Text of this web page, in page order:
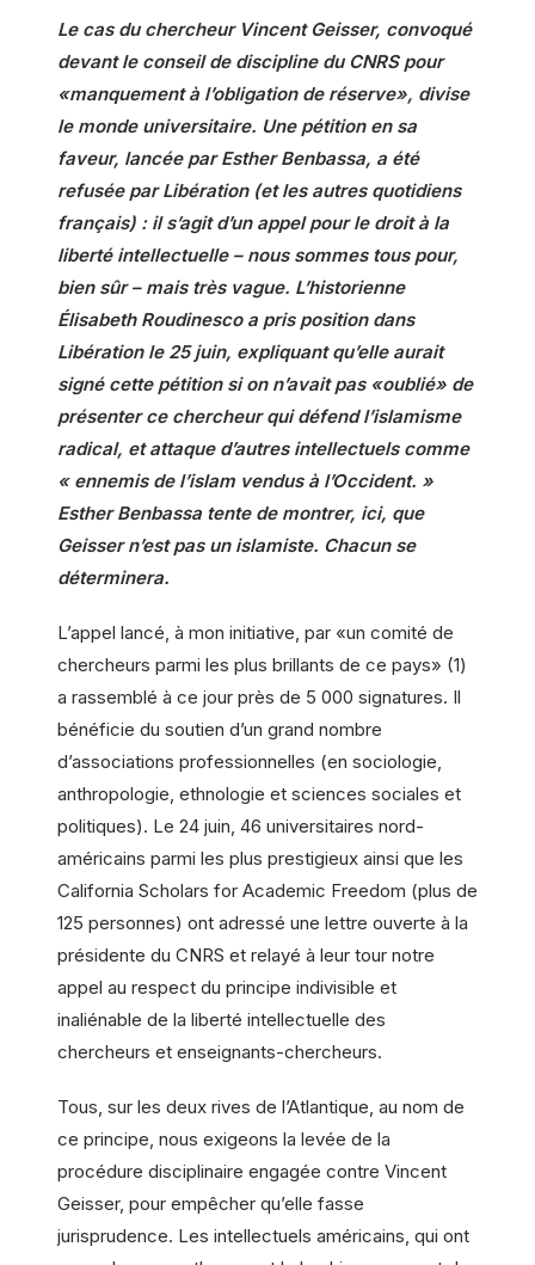
Le cas du chercheur Vincent Geisser, convoqué
devant le conseil de discipline du CNRS pour
«manquement à l’obligation de réserve», divise
le monde universitaire. Une pétition en sa
faveur, lancée par Esther Benbassa, a été
refusée par Libération (et les autres quotidiens
français) : il s’agit d’un appel pour le droit à la
liberté intellectuelle – nous sommes tous pour,
bien sûr – mais très vague. L’historienne
Élisabeth Roudinesco a pris position dans
Libération le 25 juin, expliquant qu’elle aurait
signé cette pétition si on n’avait pas «oublié» de
présenter ce chercheur qui défend l’islamisme
radical, et attaque d’autres intellectuels comme
« ennemis de l’islam vendus à l’Occident. »
Esther Benbassa tente de montrer, ici, que
Geisser n’est pas un islamiste. Chacun se
déterminera.
L’appel lancé, à mon initiative, par «un comité de
chercheurs parmi les plus brillants de ce pays» (1)
a rassemblé à ce jour près de 5 000 signatures. Il
bénéficie du soutien d’un grand nombre
d’associations professionnelles (en sociologie,
anthropologie, ethnologie et sciences sociales et
politiques). Le 24 juin, 46 universitaires nord-
américains parmi les plus prestigieux ainsi que les
California Scholars for Academic Freedom (plus de
125 personnes) ont adressé une lettre ouverte à la
présidente du CNRS et relayé à leur tour notre
appel au respect du principe indivisible et
inaliénable de la liberté intellectuelle des
chercheurs et enseignants-chercheurs.
Tous, sur les deux rives de l’Atlantique, au nom de
ce principe, nous exigeons la levée de la
procédure disciplinaire engagée contre Vincent
Geisser, pour empêcher qu’elle fasse
jurisprudence. Les intellectuels américains, qui ont